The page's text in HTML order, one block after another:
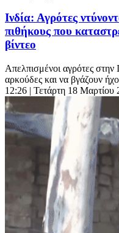
Ινδία: Αγρότες
πιθήκους που
βίντεο
Απελπισμένοι αγρότες στην
αρκούδες και να βγάζουν
12:26 | Τετάρτη 18 Μαρτίου